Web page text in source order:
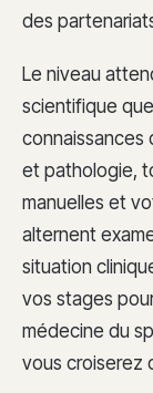
des
Le niveau
scientifique
connaissances
et pathologie,
manuelles et
alternent
situation
vos stages
médecine du
vous croiserez